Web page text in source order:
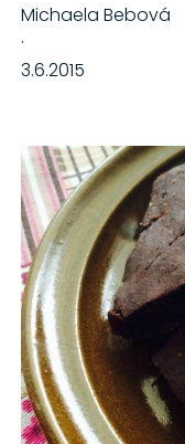
Michaela Bebová
·
3.6.2015